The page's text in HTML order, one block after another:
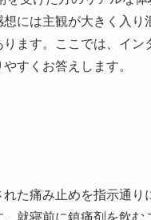
には主観が大きく入り
ます。ここでは、イン
すくお答えします。
た痛み止めを指示通り
就寝前に鎮痛剤を飲む